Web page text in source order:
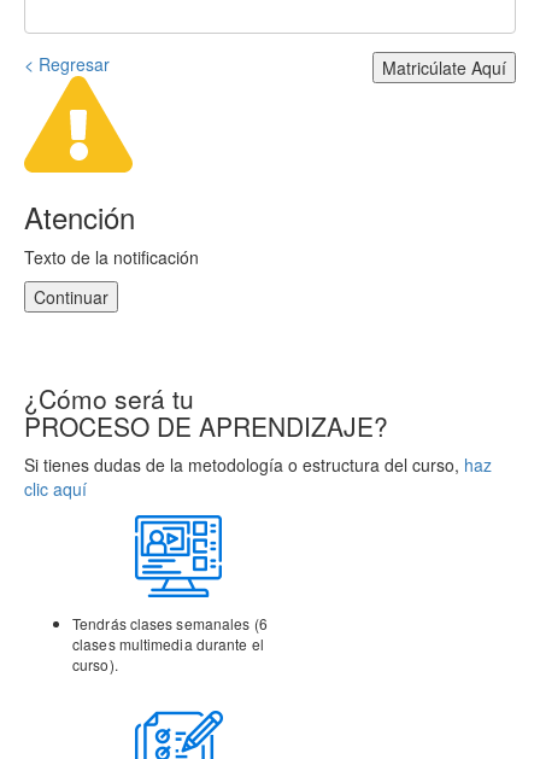
< Regresar Matricúlate Aquí
Atención
Texto de la notificación
Continuar
¿Cómo será tu
PROCESO DE APRENDIZAJE?
Si tienes dudas de la metodología o estructura del curso, haz
clic aquí
Tendrás clases semanales (6
clases multimedia durante el
curso).